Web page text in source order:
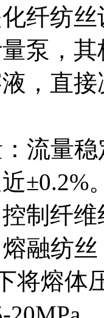
纤纺
泵，
，直
流量
制纤
融纺
将熔体